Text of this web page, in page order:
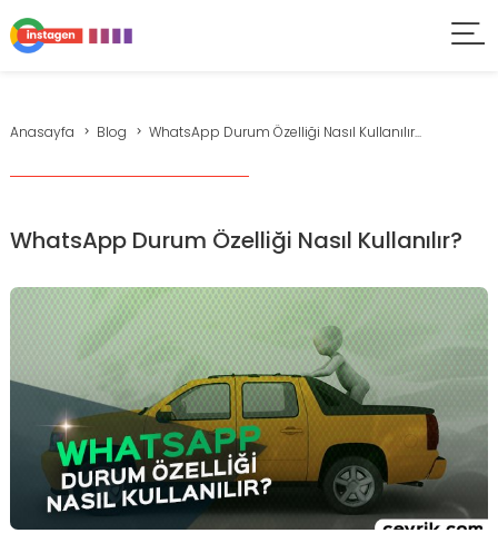
Anasayfa Blog WhatsApp Durum Özelliği Nasıl Kullanılır...
WhatsApp Durum Özelliği Nasıl Kullanılır?